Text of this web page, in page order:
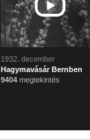
1932. december
Hagymavásár Bernben
9404megtekintés